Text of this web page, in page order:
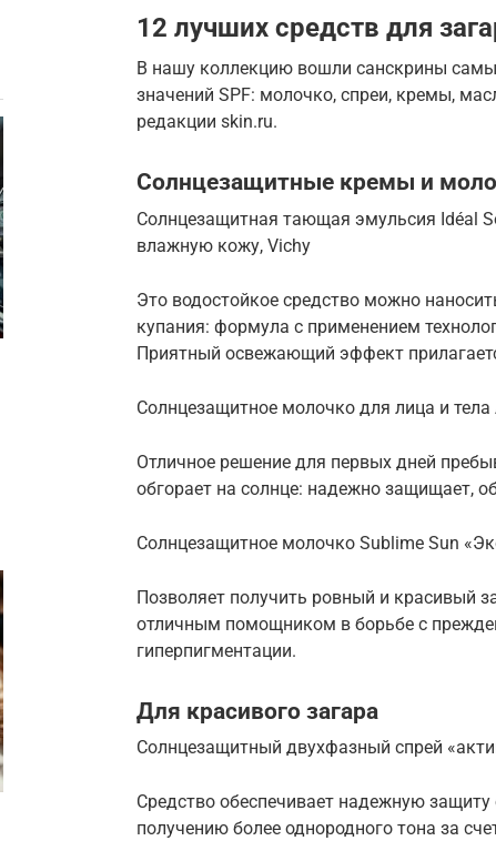
12 лучших средств для
В нашу коллекцию вошли санскрины
значений SPF: молочко, спреи, кремы,
редакции skin.ru.
Солнцезащитные кремы и
Солнцезащитная тающая эмульсия Idéal
влажную кожу, Vichy
Это водостойкое средство можно
купания: формула с применением
Приятный освежающий эффект
Солнцезащитное молочко для лица и тела
Отличное решение для первых дней
обгорает на солнце: надежно защищает,
Солнцезащитное молочко Sublime Sun
Позволяет получить ровный и красивый
отличным помощником в борьбе с
гиперпигментации.
Для красивого загара
Солнцезащитный двухфазный спрей
Средство обеспечивает надежную
получению более однородного тона за